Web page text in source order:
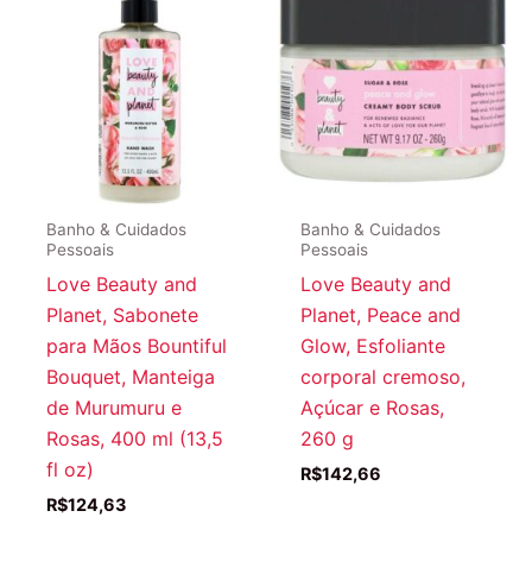
Banho & Cuidados
Pessoais
Love Beauty and
Planet, Sabonete
para Mãos Bountiful
Bouquet, Manteiga
de Murumuru e
Rosas, 400 ml (13,5
fl oz)
R$124,63
Banho & Cuidados
Pessoais
Love Beauty and
Planet, Peace and
Glow, Esfoliante
corporal cremoso,
Açúcar e Rosas,
260 g
R$142,66